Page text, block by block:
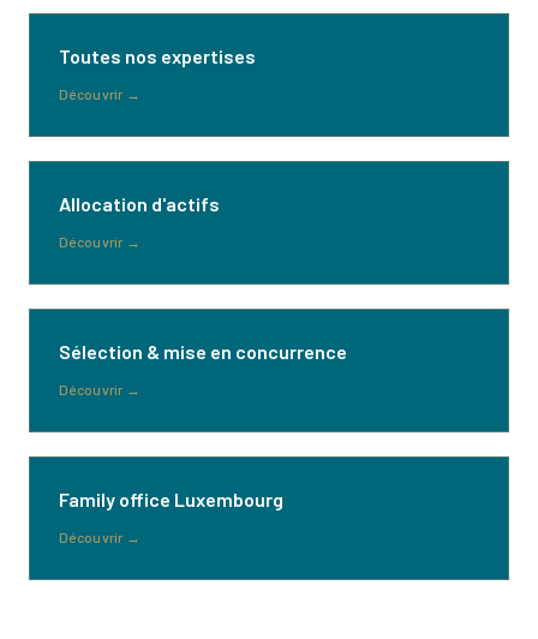
Toutes nos expertises
Découvrir→
Allocation d'actifs
Découvrir→
Sélection & mise en concurrence
Découvrir→
Family office Luxembourg
Découvrir→